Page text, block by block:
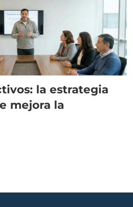
la estrategia
mejora la